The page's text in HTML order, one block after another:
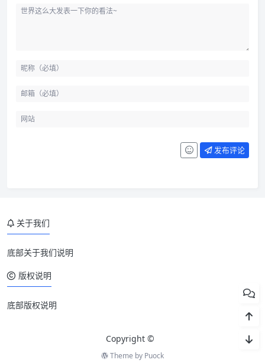
发布评论
关于我们
底部关于我们说明
版权说明
底部版权说明
Copyright ©
Theme by Puock